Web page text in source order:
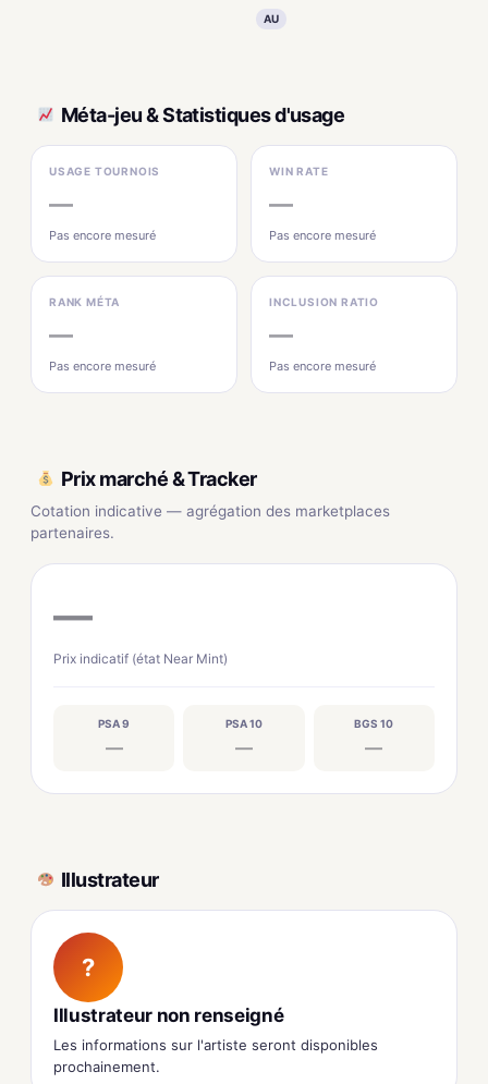
AU
Méta-jeu & Statistiques d'usage
USAGE TOURNOIS
—
Pas encore mesuré
WIN RATE
—
Pas encore mesuré
RANK MÉTA
—
Pas encore mesuré
INCLUSION RATIO
—
Pas encore mesuré
Prix marché & Tracker
Cotation indicative — agrégation des marketplaces
partenaires.
—
Prix indicatif (état Near Mint)
PSA 9
—
PSA 10
—
BGS 10
—
Illustrateur
?
Illustrateur non renseigné
Les informations sur l'artiste seront disponibles
prochainement.